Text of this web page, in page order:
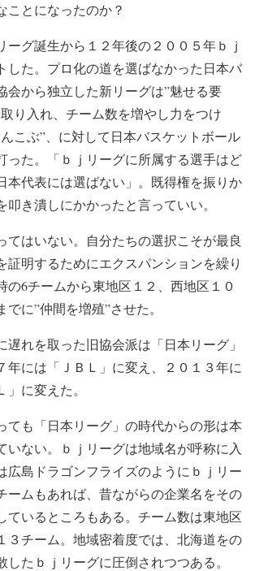
ことになったのか？
ーグ誕生から１２年後の２００５年ｂｊ
した。プロ化の道を選ばなかった日本バ
会から独立した新リーグは”魅せる要
り入れ、チーム数を増やし力をつけ
こぶ”、に対して日本バスケットボール
った。「ｂｊリーグに所属する選手はど
本代表には選ばない」。既得権を振りか
叩き潰しにかかったと言っていい。
てはいない。自分たちの選択こそが最良
証明するためにエクスパンションを繰り
の6チームから東地区１２、西地区１０
に”仲間を増殖”させた。
遅れを取った旧協会派は「日本リーグ」
年には「ＪＢＬ」に変え、２０１３年に
に変えた。
ても「日本リーグ」の時代からの形は本
いない。ｂｊリーグは地域名が呼称に入
広島ドラゴンフライズのようにｂｊリー
ームもあれば、昔ながらの企業名をその
ているところもある。チーム数は東地区
３チーム。地域密着度では、北海道をの
したｂｊリーグに圧倒されつつある。